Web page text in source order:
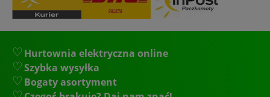
Hurtownia elektryczna online
Szybka wysyłka
Bogaty asortyment